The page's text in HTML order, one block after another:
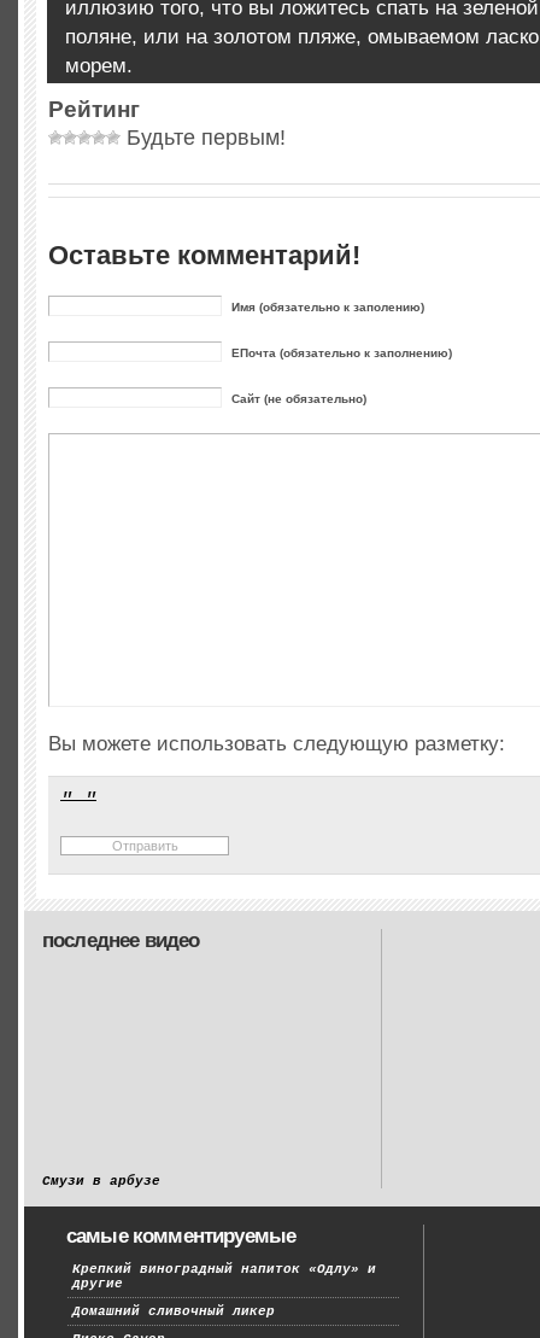
иллюзию того, что вы ложитесь спать на
поляне, или на золотом пляже, омываемом
морем.
Рейтинг
Будьте первым!
Оставьте комментарий!
Имя (обязательно к заполению)
ЕПочта (обязательно к заполнению)
Сайт (не обязательно)
Вы можете использовать следующую разметку:
последнее видео
Смузи в арбузе
самые комментируемые
Крепкий виноградный напиток «Одлу» и
другие
Домашний сливочный ликер